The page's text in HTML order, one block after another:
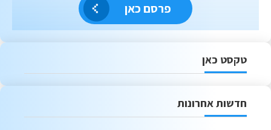
פרסם כאן
טקסט כאן
חדשות אחרונות